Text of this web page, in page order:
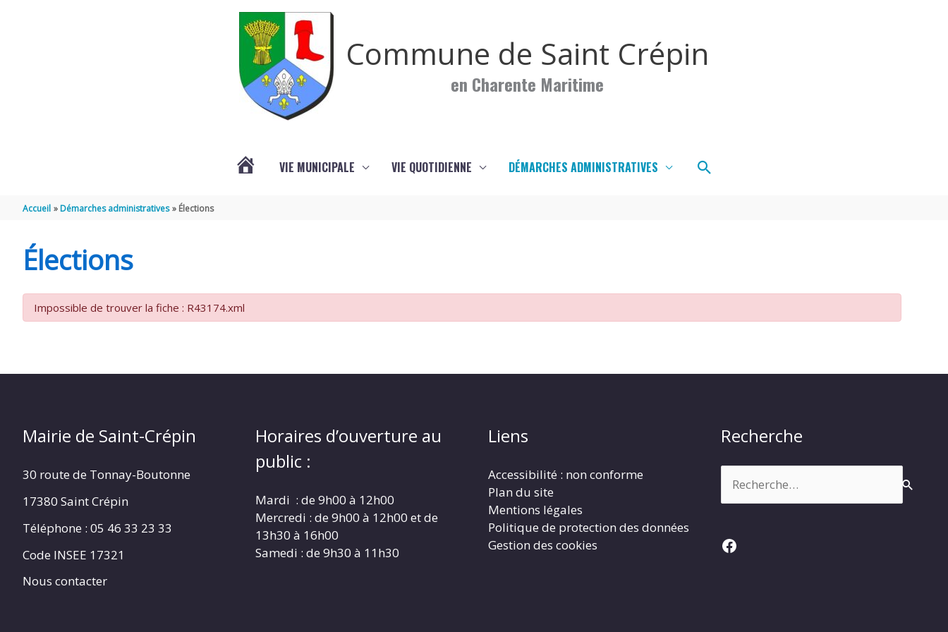
Commune de Saint Crépin
en Charente Maritime
CRÉPIN
VIE MUNICIPALE VIE QUOTIDIENNE DÉMARCHES ADMINISTRATIVES Rechercher
Accueil Démarches administratives Élections
Élections
Impossible de trouver la fiche : R43174.xml
Mairie de Saint-Crépin
30 route de Tonnay-Boutonne
17380 Saint Crépin
Téléphone : 05 46 33 23 33
Code INSEE 17321
Nous contacter
Horaires d’ouverture au
public :
Mardi : de 9h00 à 12h00
Mercredi : de 9h00 à 12h00 et de
13h30 à 16h00
Samedi : de 9h30 à 11h30
Liens
Accessibilité : non conforme
Plan du site
Mentions légales
Politique de protection des données
Gestion des cookies
Recherche
Facebook